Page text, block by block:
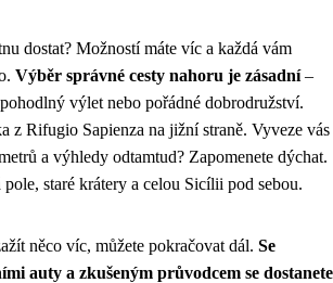
dostat? Možností máte víc a každá vám
Výběr správné cesty nahoru je zásadní–
výlet nebo pořádné dobrodružství.
z Rifugio Sapienza na jižní straně. Vyveze vás
a výhledy odtamtud? Zapomenete dýchat.
staré krátery a celou Sicílii pod sebou.
něco víc, můžete pokračovat dál. Se
auty a zkušeným průvodcem se dostanete